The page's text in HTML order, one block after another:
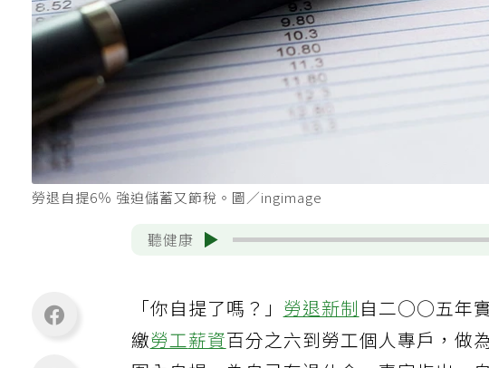
勞退自提6％ 強迫儲蓄又節稅。圖／ingimage
聽健康
「你自提了嗎？」勞退新制自二○○五年
繳勞工薪資百分之六到勞工個人專戶，做